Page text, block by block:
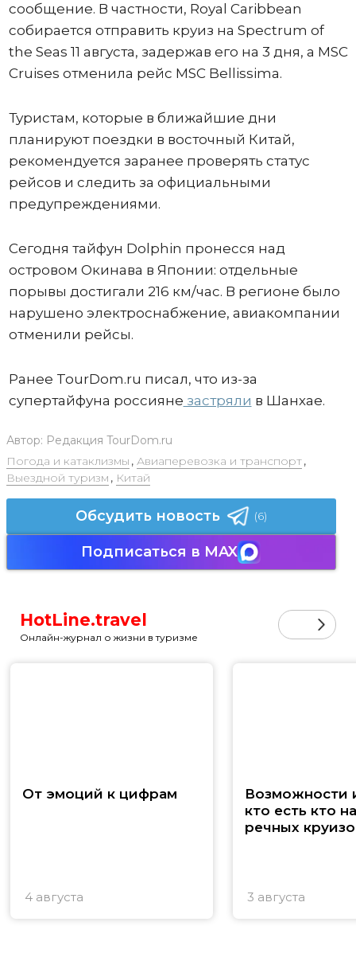
сообщение. В частности, Royal Caribbean
собирается отправить круиз на Spectrum of
the Seas 11 августа, задержав его на 3 дня, а MSC
Cruises отменила рейс MSC Bellissima.
Туристам, которые в ближайшие дни
планируют поездки в восточный Китай,
рекомендуется заранее проверять статус
рейсов и следить за официальными
предупреждениями.
Сегодня тайфун Dolphin пронесся над
островом Окинава в Японии: отдельные
порывы достигали 216 км/час. В регионе было
нарушено электроснабжение, авиакомпании
отменили рейсы.
Ранее TourDom.ru писал, что из-за
супертайфуна россияне застряли в Шанхае.
Автор: Редакция TourDom.ru
Погода и катаклизмы , Авиаперевозка и транспорт,
Выездной туризм , Китай
Обсудить новость (6)
Подписаться в MAX
HotLine.travel
Онлайн-журнал о жизни в туризме
От эмоций к цифрам
4 августа
Возможности
кто есть кто
речных
3 августа